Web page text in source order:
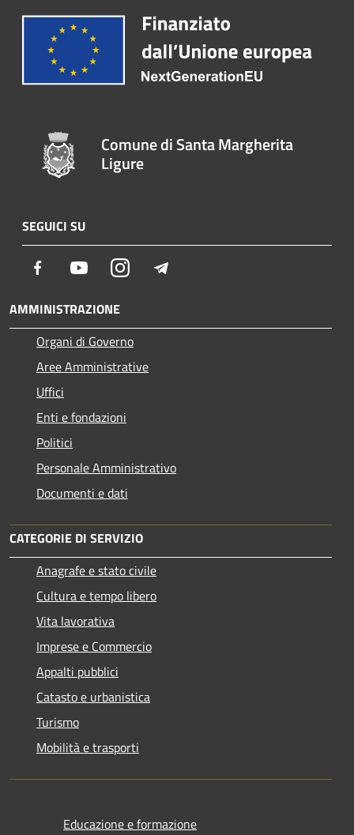
Comune di Santa Margherita
Ligure
SEGUICI SU
Facebook YoutubeInstagram
AMMINISTRAZIONE
Organi di Governo
Aree Amministrative
Uffici
Enti e fondazioni
Politici
Personale Amministrativo
Documenti e dati
CATEGORIE DI SERVIZIO
Anagrafe e stato civile
Cultura e tempo libero
Vita lavorativa
Imprese e Commercio
Appalti pubblici
Catasto e urbanistica
Turismo
Mobilità e trasporti
Educazione e formazione